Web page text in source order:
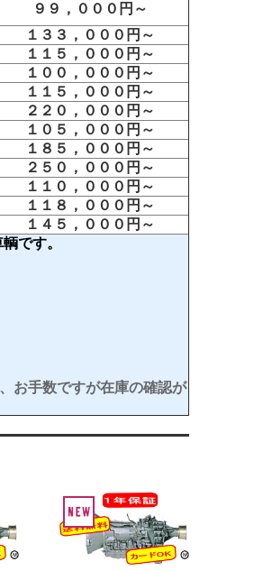
９９，０００円～
１３３，０００円～
１１５，０００円～
１００，０００円～
１１５，０００円～
２２０，０００円～
１０５，０００円～
１８５，０００円～
２５０，０００円～
１１０，０００円～
１１８，０００円～
１４５，０００円～
です。
お手数ですが在庫の確認が